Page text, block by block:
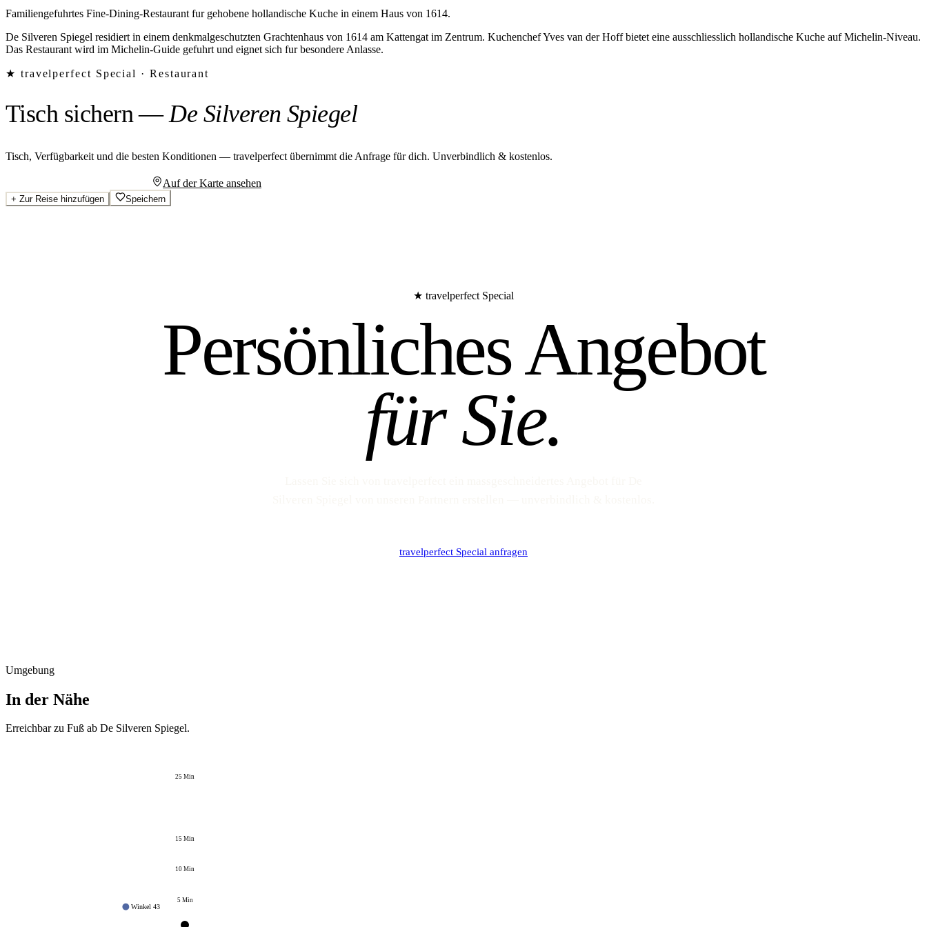
Familiengefuhrtes Fine-Dining-Restaurant fur gehobene hollandische Kuche in einem Haus von 1614.
De Silveren Spiegel residiert in einem denkmalgeschutzten Grachtenhaus von 1614 am Kattengat im Zentrum. Kuchenchef Yves van der Hoff bietet eine ausschliesslich hollandische Kuche auf Michelin-Niveau.
Das Restaurant wird im Michelin-Guide gefuhrt und eignet sich fur besondere Anlasse.
★ travelperfect Special · Restaurant
Tisch sichern—De Silveren Spiegel
Tisch, Verfügbarkeit und die besten Konditionen — travelperfect übernimmt die Anfrage für dich. Unverbindlich & kostenlos.
Auf der Karte ansehen
+ Zur Reise hinzufügen Speichern
★ travelperfect Special
Persönliches Angebot
für Sie.
travelperfect Special anfragen
Umgebung
In der Nähe
Erreichbar zu Fuß ab De Silveren Spiegel.
5 Min
10Min
15 Min
25 Min
Winkel 43